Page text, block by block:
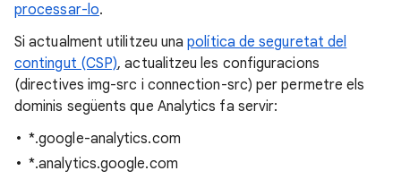
processar-lo.
Si actualment utilitzeu unapolítica de seguretat del
contingut (CSP), actualitzeu les configuracions
(directives img-src i connection-src) per permetre els
dominis següents que Analytics fa servir:
*.google-analytics.com
*.analytics.google.com